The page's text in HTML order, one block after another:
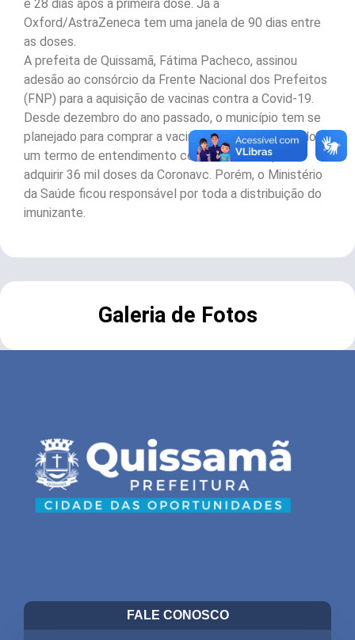
e 28 dias após a primeira dose. Já a
Oxford/AstraZeneca tem uma janela de 90 dias entre
as doses.
A prefeita de Quissamã, Fátima Pacheco, assinou
adesão ao consórcio da Frente Nacional dos Prefeitos
(FNP) para a aquisição de vacinas contra a Covid-19.
Desde dezembro do ano passado, o município tem se
planejado para comprar a vacina, quando foi assinado
um termo de entendimento com o Butantan para
adquirir 36 mil doses da Coronavc. Porém, o Ministério
da Saúde ficou responsável por toda a distribuição do
imunizante.
Galeria de Fotos
FALE CONOSCO